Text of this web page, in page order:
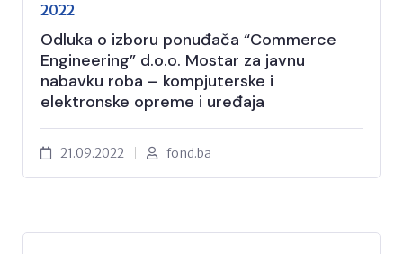
2022
Odluka o izboru ponuđača “Commerce
Engineering” d.o.o. Mostar za javnu
nabavku roba – kompjuterske i
elektronske opreme i uređaja
21.09.2022 fond.ba